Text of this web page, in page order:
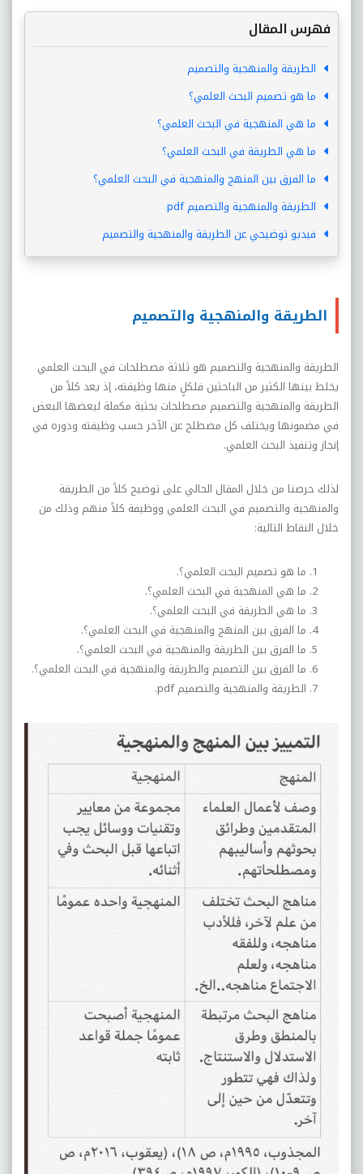
فهرس المقال
الطريقة والمنهجية والتصميم
ما هو تصميم البحث العلمي؟
ما هي المنهجية في البحث العلمي؟
ما هي الطريقة في البحث العلمي؟
ما الفرق بين المنهج والمنهجية في البحث العلمي؟
الطريقة والمنهجية والتصميم pdf
فيديو توضيحي عن الطريقة والمنهجية والتصميم
الطريقة والمنهجية والتصميم
الطريقة والمنهجية والتصميم هو ثلاثة مصطلحات في البحث العلمي
يخلط بينها الكثير من الباحثين فلكلٍ منها وظيفته، إذ يعد كلاً من
الطريقة والمنهجية والتصميم مصطلحات بحثية مكملة لبعضها البعض
في مضمونها ويختلف كل مصطلح عن الآخر حسب وظيفته ودوره في
إنجاز وتنفيذ البحث العلمي.
لذلك حرصنا من خلال المقال الحالي على توضيح كلاً من الطريقة
والمنهجية والتصميم في البحث العلمي ووظيفة كلاً منهم وذلك من
خلال النقاط التالية:
ما هو تصميم البحث العلمي؟.
ما هي المنهجية في البحث العلمي؟.
ما هي الطريقة في البحث العلمي؟.
ما الفرق بين المنهج والمنهجية في البحث العلمي؟.
ما الفرق بين الطريقة والمنهجية في البحث العلمي؟.
ما الفرق بين التصميم والطريقة والمنهجية في البحث العلمي؟.
الطريقة والمنهجية والتصميمpdf
.